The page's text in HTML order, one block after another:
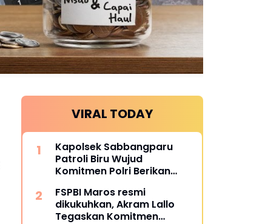
VIRAL TODAY
Kapolsek Sabbangparu
Patroli Biru Wujud
Komitmen Polri Berikan
Masyarakat
FSPBI Maros resmi
dikukuhkan, Akram Lallo
Tegaskan Komitmen